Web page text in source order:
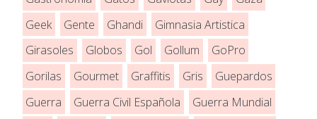
Geek
Gente Ghandi
Gimnasia Artistica
Girasoles
Globos Gol Gollum
GoPro
Gorilas
Gourmet Graffitis Gris
Guepardos
Guerra
Guerra Civil Española
Guerra Mundial